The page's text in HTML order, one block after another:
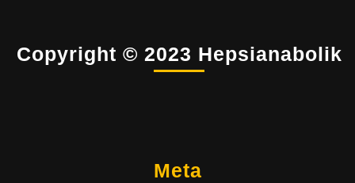
Copyright © 2023 Hepsianabolik
Meta